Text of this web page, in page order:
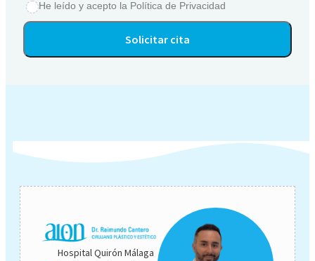
He leído y acepto la Política de Privacidad
Hospital Quirón Málaga